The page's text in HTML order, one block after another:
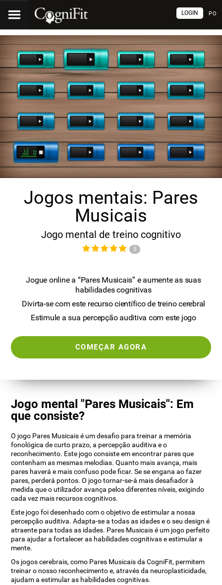
PO
LOGIN
Jogos mentais: Pares
Musicais
Jogo mental de treino cognitivo
5
Jogue online a “Pares Musicais” e aumente as suas
habilidades cognitivas
Divirta-se com este recurso científico de treino cerebral
Estimule a sua percepção auditiva com este jogo
COMEÇAR AGORA
Jogo mental "Pares Musicais": Em
que consiste?
O jogo Pares Musicais é um desafio para treinar a memória
fonológica de curto prazo, a percepção auditiva e o
reconhecimento. Este jogo consiste em encontrar pares que
contenham as mesmas melodias. Quanto mais avança, mais
pares haverá e mais confuso pode ficar. Se se engana ao fazer
pares, perderá pontos. O jogo tornar-se-á mais desafiador à
medida que o utilizador avança pelos diferentes níveis, exigindo
cada vez mais recursos cognitivos.
Este jogo foi desenhado com o objetivo de estimular a nossa
percepção auditiva. Adapta-se a todas as idades e o seu design é
atraente para todas as idades. Pares Musicais é um jogo perfeito
para ajudar a fortalecer as habilidades cognitivas e estimular a
mente.
Os jogos cerebrais, como Pares Musicais da CogniFit, permitem
treinar o nosso reconhecimento e, através da neuroplasticidade,
ajudam a estimular as habilidades cognitivas.